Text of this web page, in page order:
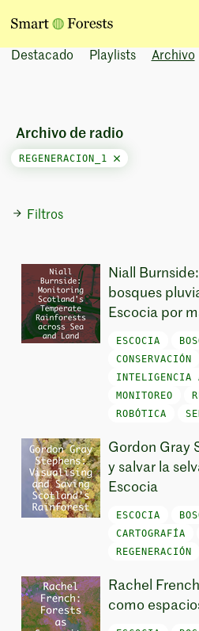
Destacado Playlists Archivo
Filtros
Archivo de radio
REGENERACION_1
Niall
bosques
Escocia por
ESCOCIA
CONSERVACIÓN
INTELIGENCIA
MONITOREO
ROBÓTICA
Gordon Gray
y salvar la
Escocia
ESCOCIA
CARTOGRAFÍA
REGENERACIÓN
Rachel
como